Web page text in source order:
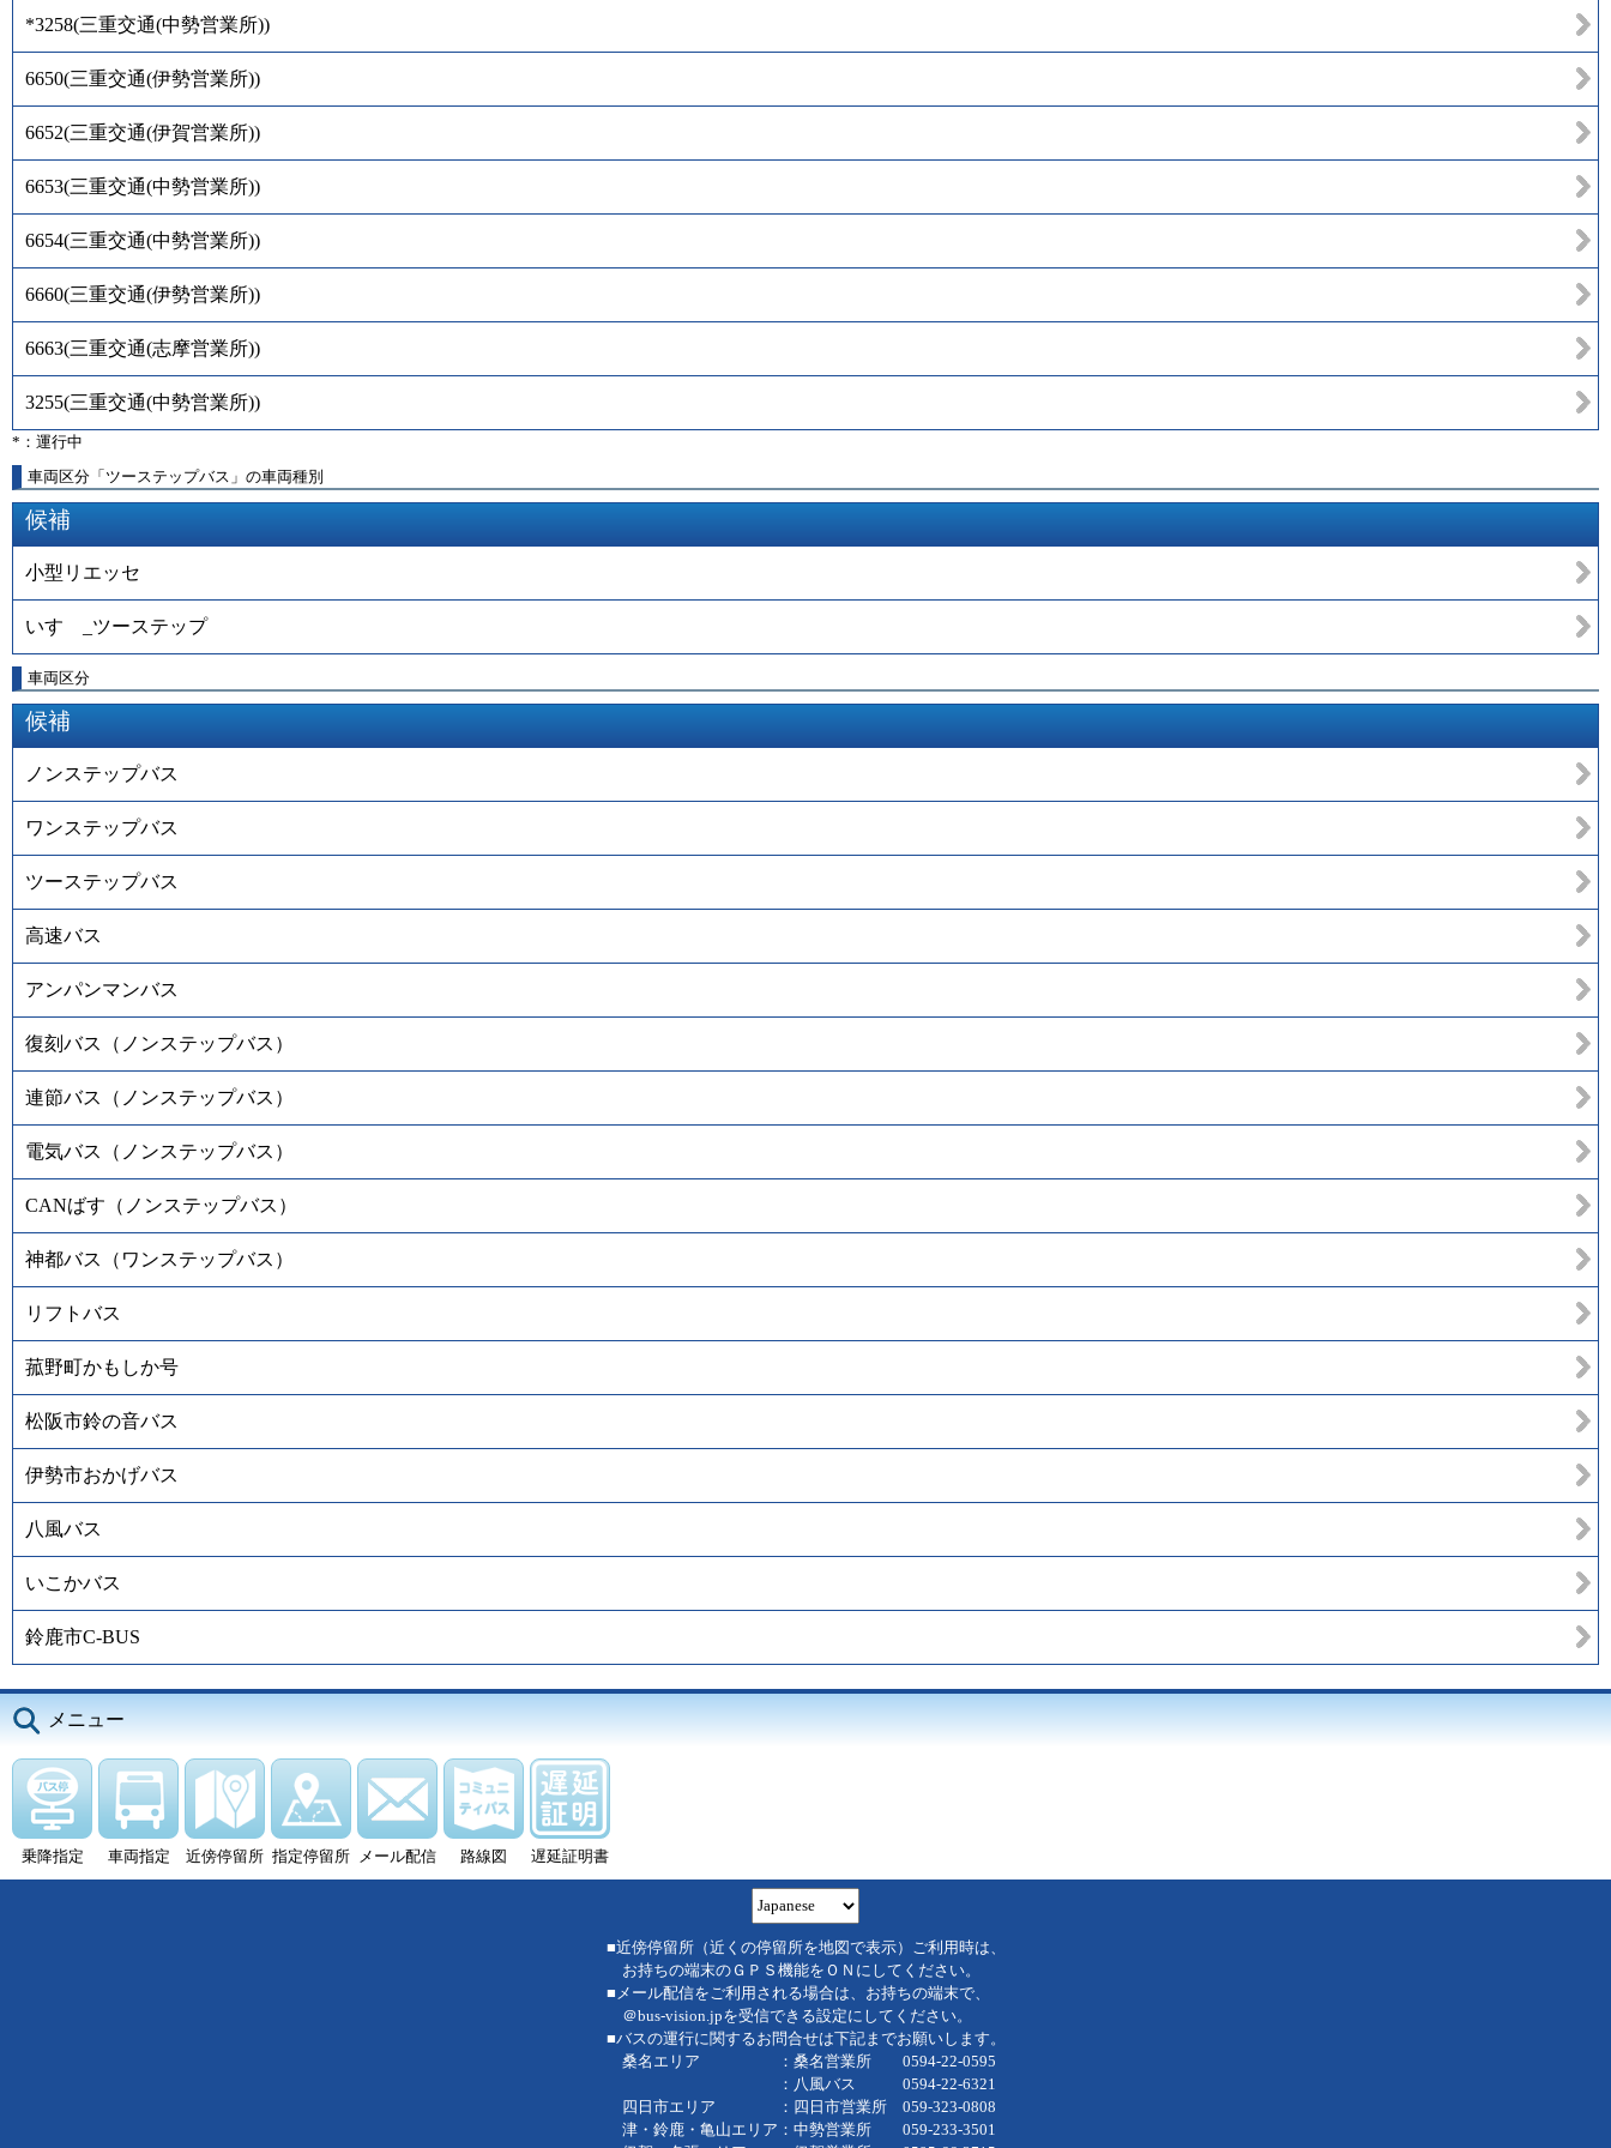
*3258(三重交通(中勢営業所))
6650(三重交通(伊勢営業所))
6652(三重交通(伊賀営業所))
6653(三重交通(中勢営業所))
6654(三重交通(中勢営業所))
6660(三重交通(伊勢営業所))
6663(三重交通(志摩営業所))
3255(三重交通(中勢営業所))
*：運行中
車両区分「ツーステップバス」の車両種別
候補
小型リエッセ
いすゞ_ツーステップ
車両区分
候補
ノンステップバス
ワンステップバス
ツーステップバス
高速バス
アンパンマンバス
復刻バス（ノンステップバス）
連節バス（ノンステップバス）
電気バス（ノンステップバス）
CANばす（ノンステップバス）
神都バス（ワンステップバス）
リフトバス
菰野町かもしか号
松阪市鈴の音バス
伊勢市おかげバス
八風バス
いこかバス
鈴鹿市C-BUS
メニュー
乗降指定 車両指定 近傍停留所 指定停留所 メール配信 路線図 遅延証明書
■近傍停留所（近くの停留所を地図で表示）ご利用時は、
お持ちの端末のＧＰＳ機能をＯＮにしてください。
■メール配信をご利用される場合は、お持ちの端末で、
＠bus-vision.jpを受信できる設定にしてください。
■バスの運行に関するお問合せは下記までお願いします。
桑名エリア ：桑名営業所 0594-22-0595
：八風バス 0594-22-6321
四日市エリア ：四日市営業所 059-323-0808
津・鈴鹿・亀山エリア：中勢営業所 059-233-3501